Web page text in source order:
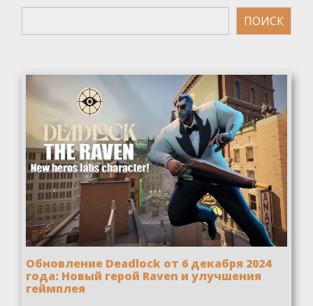
Поиск
ПОИСК
Обновление Deadlock от 6 декабря 2024
года: Новый герой Raven и улучшения
геймплея